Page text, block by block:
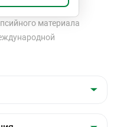
материала